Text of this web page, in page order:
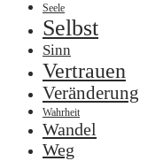
Seele
Selbst
Sinn
Vertrauen
Veränderung
Wahrheit
Wandel
Weg